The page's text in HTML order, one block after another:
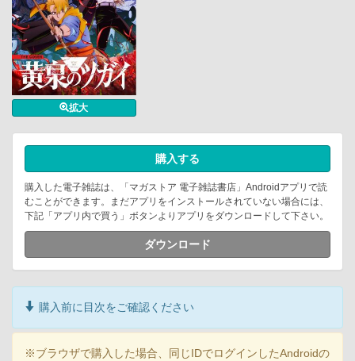
拡大
購入する
購入した電子雑誌は、「マガストア 電子雑誌書店」Androidアプリで読
むことができます。まだアプリをインストールされていない場合には、
下記「アプリ内で買う」ボタンよりアプリをダウンロードして下さい。
ダウンロード
購入前に目次をご確認ください
※ブラウザで購入した場合、同じIDでログインしたAndroidの